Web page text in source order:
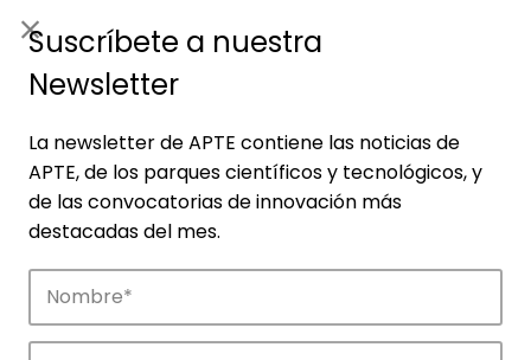
Suscríbete a nuestra
Newsletter
La newsletter de APTE contiene las noticias de
APTE, de los parques científicos y tecnológicos, y
de las convocatorias de innovación más
destacadas del mes.